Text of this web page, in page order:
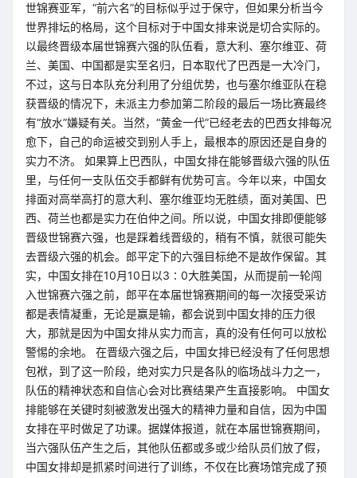
世锦赛亚军，“前六名”的目标似乎过于保守，但如果分析当今
世界排坛的格局，这个目标对于中国女排来说是切合实际的。
以最终晋级本届世锦赛六强的队伍看，意大利、塞尔维亚、荷
兰、美国、中国都是实至名归，日本取代了巴西是一大冷门，
不过，这与日本队充分利用了分组优势，也与塞尔维亚队在稳
获晋级的情况下，未派主力参加第二阶段的最后一场比赛最终
有“放水”嫌疑有关。当然，“黄金一代”已经老去的巴西女排每况
愈下，自己的命运被交到别人手上，最根本的原因还是自身的
实力不济。 如果算上巴西队，中国女排在能够晋级六强的队伍
里，与任何一支队伍交手都鲜有优势可言。今年以来，中国女
排面对高举高打的意大利、塞尔维亚均无胜绩，面对美国、巴
西、荷兰也都是实力在伯仲之间。所以说，中国女排即便能够
晋级世锦赛六强，也是踩着线晋级的，稍有不慎，就很可能失
去晋级六强的机会。郎平定下的六强目标绝不是故作保留。其
实，中国女排在10月10日以3∶0大胜美国，从而提前一轮闯
入世锦赛六强之前，郎平在本届世锦赛期间的每一次接受采访
都是表情凝重，无论是赢是输，都会说到中国女排的压力很
大，那就是因为中国女排从实力而言，真的没有任何可以放松
警惕的余地。 在晋级六强之后，中国女排已经没有了任何思想
包袱，到了这一阶段，绝对实力只是各队的临场战斗力之一，
队伍的精神状态和自信心会对比赛结果产生直接影响。 中国女
排能够在关键时刻被激发出强大的精神力量和自信，因为中国
女排在平时做足了功课。据媒体报道，就在本届世锦赛期间，
当六强队伍产生之后，其他队伍都或多或少给队员们放了假，
中国女排却是抓紧时间进行了训练，不仅在比赛场馆完成了预